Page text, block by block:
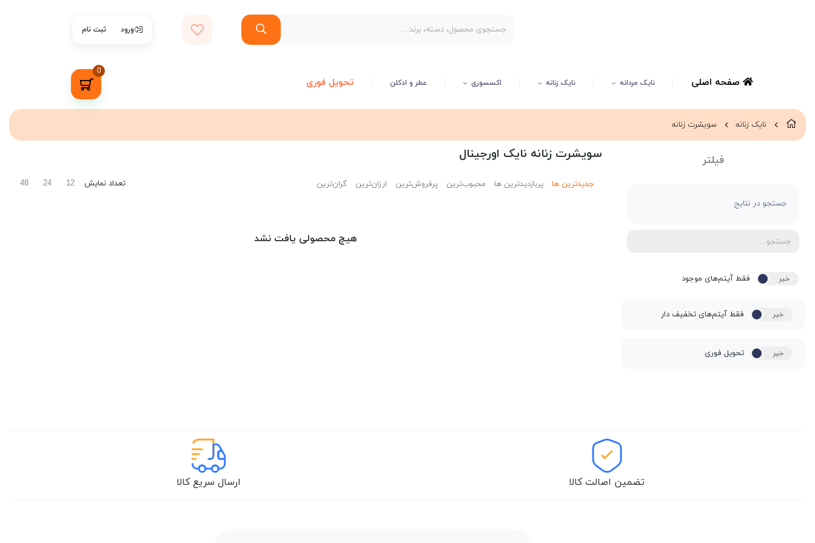
ورود ثبت نام
صفحه اصلی نایک مردانه نایک زنانه اکسسوری عطر و ادکلن تحویل فوری
0
نایک زنانه سویشرت زنانه
فیلتر
جستجو در نتایج
بله خیر فقط آیتم‌های موجود
بله خیر فقط آیتم‌های تخفیف دار
بله خیر تحویل فوری
سویشرت زنانه نایک اورجینال
جدیدترین ها پربازدیدترین ها محبوب‌‌ترین پرفروش‌ترین ارزان‌ترین گران‌ترین تعداد نمایش 12
24
48
هیچ محصولی یافت نشد
تضمین اصالت کالا ارسال سریع کالا